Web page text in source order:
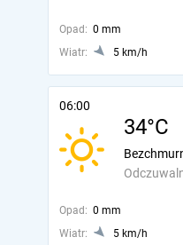
Opad: 0 mm
Wiatr:
5 km/h
06:00
34°C
Opad: 0 mm
Wiatr:
5 km/h